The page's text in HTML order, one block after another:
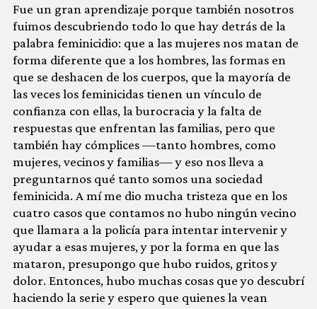
Fue un gran aprendizaje porque también nosotros
fuimos descubriendo todo lo que hay detrás de la
palabra feminicidio: que a las mujeres nos matan de
forma diferente que a los hombres, las formas en
que se deshacen de los cuerpos, que la mayoría de
las veces los feminicidas tienen un vínculo de
confianza con ellas, la burocracia y la falta de
respuestas que enfrentan las familias, pero que
también hay cómplices —tanto hombres, como
mujeres, vecinos y familias— y eso nos lleva a
preguntarnos qué tanto somos una sociedad
feminicida. A mí me dio mucha tristeza que en los
cuatro casos que contamos no hubo ningún vecino
que llamara a la policía para intentar intervenir y
ayudar a esas mujeres, y por la forma en que las
mataron, presupongo que hubo ruidos, gritos y
dolor. Entonces, hubo muchas cosas que yo descubrí
haciendo la serie y espero que quienes la vean